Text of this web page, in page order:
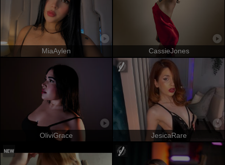
MiaAylen CassieJones
OliviGrace JesicaRare